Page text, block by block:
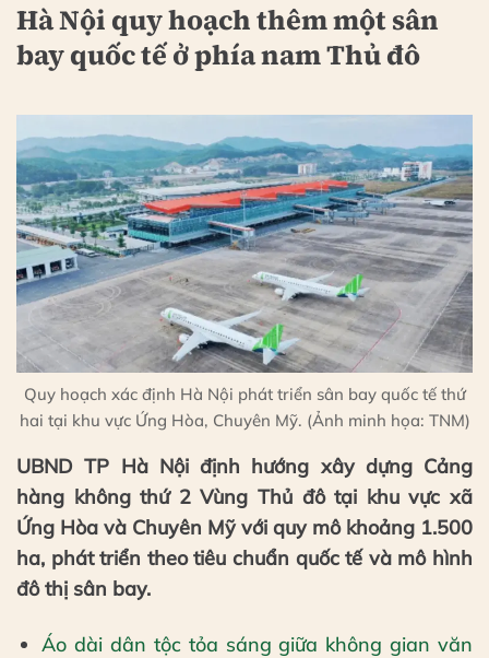
Hà Nội quy hoạch thêm một sân
bay quốc tế ở phía nam Thủ đô
Quy hoạch xác định Hà Nội phát triển sân bay quốc tế thứ
hai tại khu vực Ứng Hòa, Chuyên Mỹ. (Ảnh minh họa: TNM)
UBND TP Hà Nội định hướng xây dựng Cảng
hàng không thứ 2 Vùng Thủ đô tại khu vực xã
Ứng Hòa và Chuyên Mỹ với quy mô khoảng 1.500
ha, phát triển theo tiêu chuẩn quốc tế và mô hình
đô thị sân bay.
Áo dài dân tộc tỏa sáng giữa không gian văn